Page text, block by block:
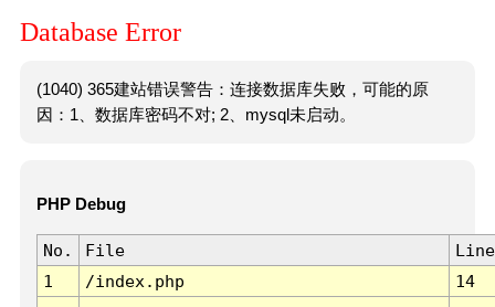
Database Error
(1040) 365建站错误警告：连接数据库失败，可能的原
因：1、数据库密码不对; 2、mysql未启动。
PHP Debug
No. File
Line
1
/index.php 14